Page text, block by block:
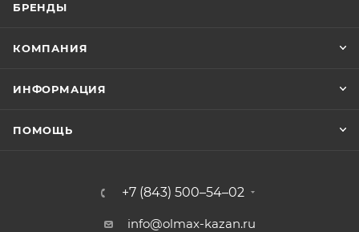
БРЕНДЫ
КОМПАНИЯ
ИНФОРМАЦИЯ
ПОМОЩЬ
+7 (843) 500–54–02
info@olmax-kazan.ru